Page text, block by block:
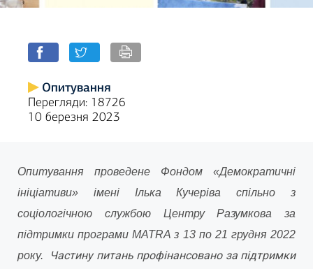
Опитування
Перегляди: 18726
10 березня 2023
Опитування проведене Фондом «Демократичні
ініціативи» імені Ілька Кучеріва спільно з
соціологічною службою Центру Разумкова за
підтримки програми MATRA з 13 по 21 грудня 2022
року.
Частину питань профінансовано за підтримки